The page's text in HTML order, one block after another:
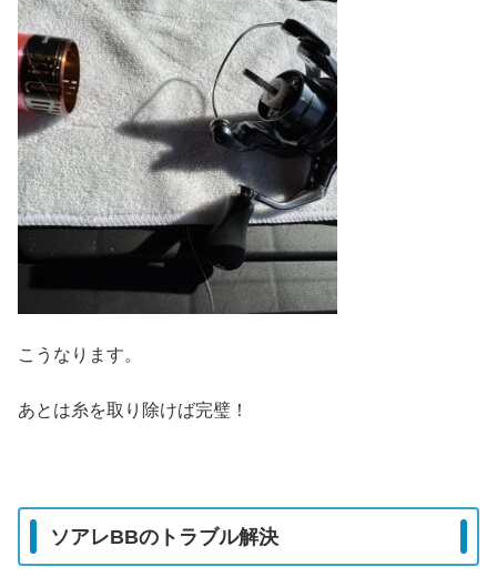
こうなります。
あとは糸を取り除けば完璧！
ソアレBBのトラブル解決